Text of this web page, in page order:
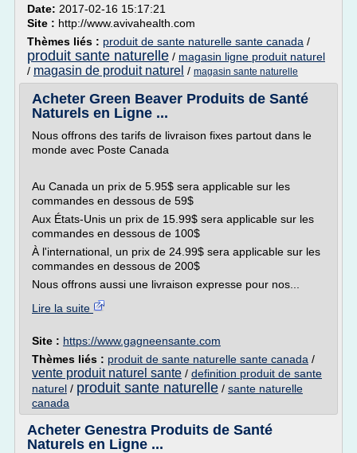
Date: 2017-02-16 15:17:21
Site : http://www.avivahealth.com
Thèmes liés : produit de sante naturelle sante canada /
produit sante naturelle / magasin ligne produit naturel
/ magasin de produit naturel / magasin sante naturelle
Acheter Green Beaver Produits de Santé
Naturels en Ligne ...
Nous offrons des tarifs de livraison fixes partout dans le
monde avec Poste Canada
Au Canada un prix de 5.95$ sera applicable sur les
commandes en dessous de 59$
Aux États-Unis un prix de 15.99$ sera applicable sur les
commandes en dessous de 100$
À l'international, un prix de 24.99$ sera applicable sur les
commandes en dessous de 200$
Nous offrons aussi une livraison expresse pour nos...
Lire la suite
Site : https://www.gagneensante.com
Thèmes liés : produit de sante naturelle sante canada /
vente produit naturel sante / definition produit de sante
naturel / produit sante naturelle / sante naturelle
canada
Acheter Genestra Produits de Santé
Naturels en Ligne ...